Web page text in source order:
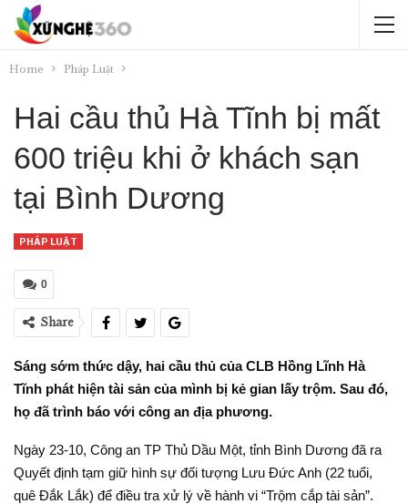
Home Pháp Luật
Hai cầu thủ Hà Tĩnh bị mất
600 triệu khi ở khách sạn
tại Bình Dương
PHÁP LUẬT
0
Share
Sáng sớm thức dậy, hai cầu thủ của CLB Hồng Lĩnh Hà
Tĩnh phát hiện tài sản của mình bị kẻ gian lấy trộm. Sau đó,
họ đã trình báo với công an địa phương.
Ngày 23-10, Công an TP Thủ Dầu Một, tỉnh Bình Dương đã ra
Quyết định tạm giữ hình sự đối tượng Lưu Đức Anh (22 tuổi,
quê Đắk Lắk) để điều tra xử lý về hành vi “Trộm cắp tài sản”.